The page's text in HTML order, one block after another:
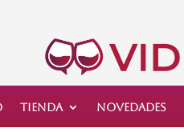
Tienda Novedades